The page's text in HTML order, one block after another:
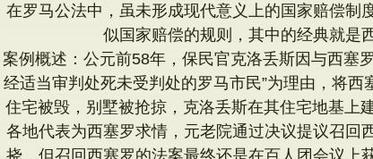
在罗马公法中，虽未形成现代意义上的国家赔偿制
似国家赔偿的规则，其中的经典就是
案例概述：公元前58年，保民官克洛丢斯因与西塞
经适当审判处死未受判处的罗马市民”为理由，将
住宅被毁，别墅被抢掠，克洛丢斯在其住宅地基上
各地代表为西塞罗求情，元老院通过决议提议召回
挠，但召回西塞罗的法案最终还是在百人团会议上